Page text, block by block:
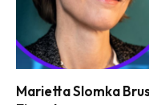
Marietta Slomka